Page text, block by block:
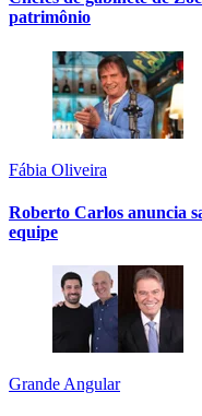
patrimônio
Fábia Oliveira
Roberto Carlos anuncia
equipe
Grande Angular